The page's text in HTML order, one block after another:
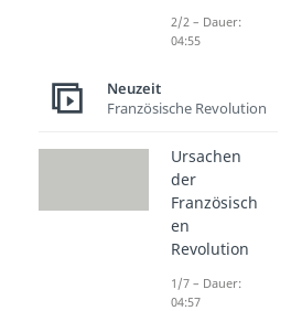
1900
1905/06
1907
1908
2/2 – Dauer:
04:55
Neuzeit
Französische Revolution
Ursachen
der
Französisch
en
Revolution
1/7 – Dauer:
04:57